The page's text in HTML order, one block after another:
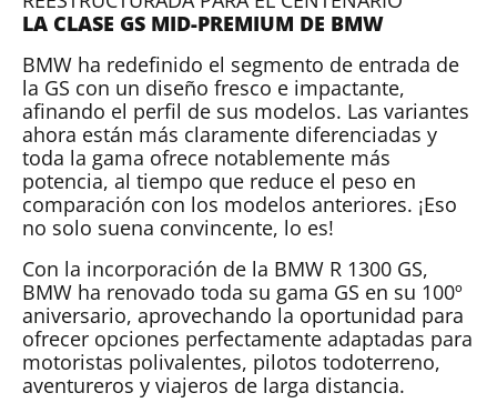
LA CLASE GS MID-PREMIUM DE BMW
BMW ha redefinido el segmento de entrada de
la GS con un diseño fresco e impactante,
afinando el perfil de sus modelos. Las variantes
ahora están más claramente diferenciadas y
toda la gama ofrece notablemente más
potencia, al tiempo que reduce el peso en
comparación con los modelos anteriores. ¡Eso
no solo suena convincente, lo es!
Con la incorporación de la BMW R 1300 GS,
BMW ha renovado toda su gama GS en su 100º
aniversario, aprovechando la oportunidad para
ofrecer opciones perfectamente adaptadas para
motoristas polivalentes, pilotos todoterreno,
aventureros y viajeros de larga distancia.